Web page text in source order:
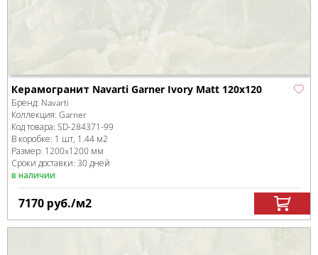
Керамогранит Navarti Garner Ivory Matt 120x120
Бренд: Navarti
Коллекция: Garner
Код товара: SD-284371-99
В коробке: 1 шт, 1.44 м2
Размер: 1200x1200 мм
Сроки доставки: 30 дней
в наличии
7170 руб./м2